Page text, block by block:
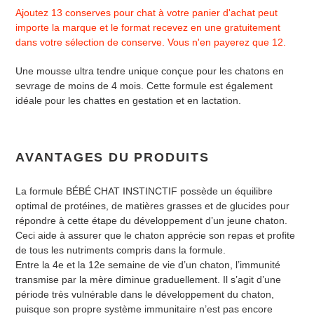
à
votre
panier
Ajoutez 13 conserves pour chat à votre panier d'achat peut
importe la marque et le format recevez en une gratuitement
dans votre sélection de conserve. Vous n'en payerez que 12.
Une mousse ultra tendre unique conçue pour les chatons en
sevrage de moins de 4 mois. Cette formule est également
idéale pour les chattes en gestation et en lactation.
AVANTAGES DU PRODUITS
La formule BÉBÉ CHAT INSTINCTIF possède un équilibre
optimal de protéines, de matières grasses et de glucides pour
répondre à cette étape du développement d’un jeune chaton.
Ceci aide à assurer que le chaton apprécie son repas et profite
de tous les nutriments compris dans la formule.
Entre la 4e et la 12e semaine de vie d’un chaton, l’immunité
transmise par la mère diminue graduellement. Il s’agit d’une
période très vulnérable dans le développement du chaton,
puisque son propre système immunitaire n’est pas encore